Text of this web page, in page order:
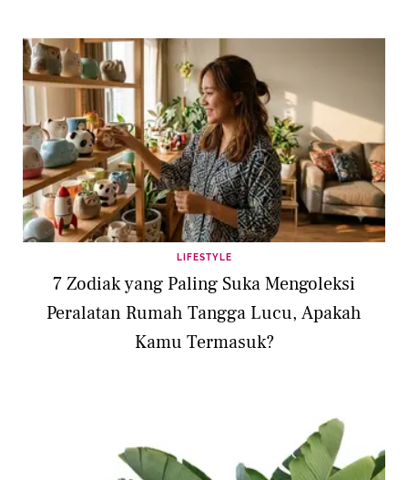
LIFESTYLE
7 Zodiak yang Paling Suka Mengoleksi
Peralatan Rumah Tangga Lucu, Apakah
Kamu Termasuk?